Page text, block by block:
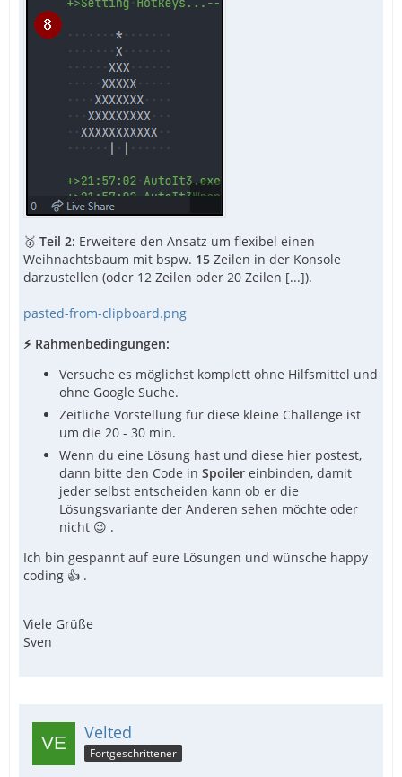
🥇 Teil 2: Erweitere den Ansatz um flexibel einen
Weihnachtsbaum mit bspw. 15 Zeilen in der Konsole
darzustellen (oder 12 Zeilen oder 20 Zeilen [...]).
pasted-from-clipboard.png
⚡ Rahmenbedingungen:
Versuche es möglichst komplett ohne Hilfsmittel und
ohne Google Suche.
Zeitliche Vorstellung für diese kleine Challenge ist
um die 20 - 30 min.
Wenn du eine Lösung hast und diese hier postest,
dann bitte den Code in Spoiler einbinden, damit
jeder selbst entscheiden kann ob er die
Lösungsvariante der Anderen sehen möchte oder
nicht 😉 .
Ich bin gespannt auf eure Lösungen und wünsche happy
coding 👍 .
Viele Grüße
Sven
Velted
Fortgeschrittener